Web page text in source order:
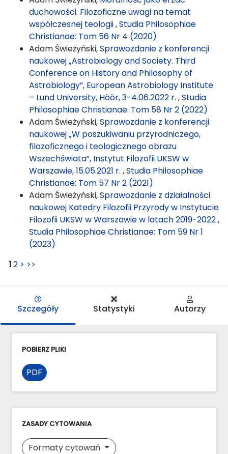
duchowości. Filozoficzne uwagi na temat
współczesnej teologii,Studia Philosophiae
Christianae: Tom 56 Nr 4 (2020)
Adam Świeżyński,Sprawozdanie z konferencji
naukowej „Astrobiology and Society. Third
Conference on History and Philosophy of
Astrobiology”, European Astrobiology Institute
– Lund University, Höör, 3-4.06.2022 r. ,Studia
Philosophiae Christianae: Tom 58 Nr 2 (2022)
Adam Świeżyński,Sprawozdanie z konferencji
naukowej „W poszukiwaniu przyrodniczego,
filozoficznego i teologicznego obrazu
Wszechświata”, Instytut Filozofii UKSW w
Warszawie, 15.05.2021 r. ,Studia Philosophiae
Christianae: Tom 57 Nr 2 (2021)
Adam Świeżyński,Sprawozdanie z działalności
naukowej Katedry Filozofii Przyrody w Instytucie
Filozofii UKSW w Warszawie w latach 2019-2022,
Studia Philosophiae Christianae: Tom 59 Nr 1
(2023)
12 > >>
Szczegóły Statystyki Autorzy
POBIERZ PLIKI
PDF
ZASADY CYTOWANIA
Formaty cytowań